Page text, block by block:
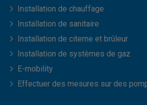
Installation de chauffage
Installation de sanitaire
Installation de citerne et brûleur
Installation de systèmes de gaz
E-mobility
Effectuer des mesures sur des